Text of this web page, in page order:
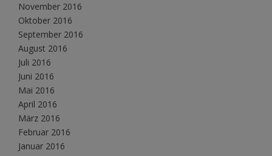
November 2016
Oktober 2016
September 2016
August 2016
Juli 2016
Juni 2016
Mai 2016
April 2016
März 2016
Februar 2016
Januar 2016